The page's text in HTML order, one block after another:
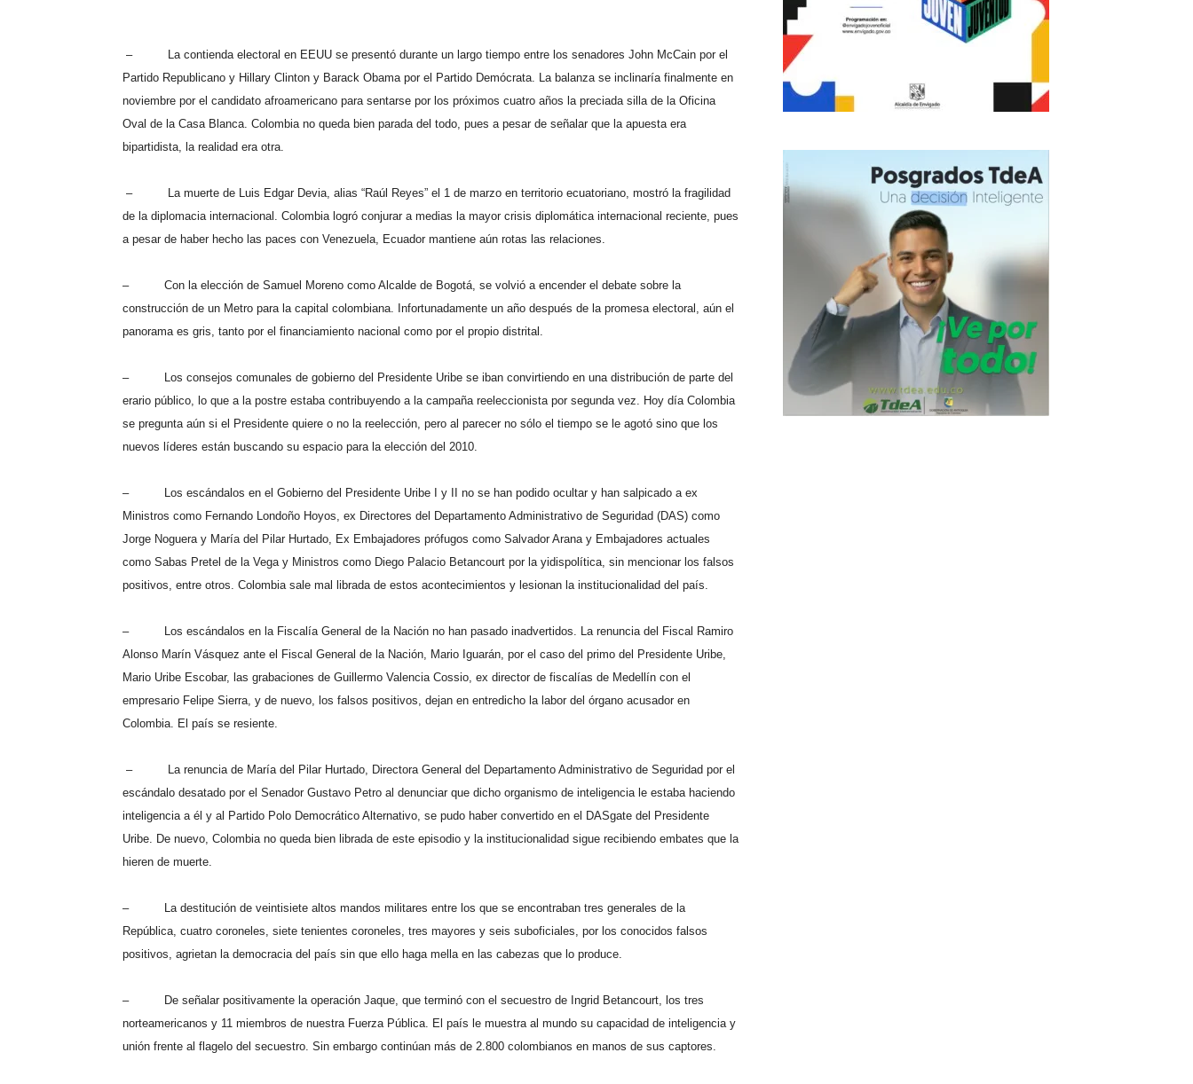
–
La contienda electoral en EEUU se presentó durante un largo tiempo entre los senadores John McCain por el
Partido Republicano y Hillary Clinton y Barack Obama por el Partido Demócrata. La balanza se inclinaría finalmente en
noviembre por el candidato afroamericano para sentarse por los próximos cuatro años la preciada silla de la Oficina
Oval de la Casa Blanca. Colombia no queda bien parada del todo, pues a pesar de señalar que la apuesta era
bipartidista, la realidad era otra.
–
La muerte de Luis Edgar Devia, alias “Raúl Reyes” el 1 de marzo en territorio ecuatoriano, mostró la fragilidad
de la diplomacia internacional. Colombia logró conjurar a medias la mayor crisis diplomática internacional reciente, pues
a pesar de haber hecho las paces con Venezuela, Ecuador mantiene aún rotas las relaciones.
–
Con la elección de Samuel Moreno como Alcalde de Bogotá, se volvió a encender el debate sobre la
construcción de un Metro para la capital colombiana. Infortunadamente un año después de la promesa electoral, aún el
panorama es gris, tanto por el financiamiento nacional como por el propio distrital.
–
Los consejos comunales de gobierno del Presidente Uribe se iban convirtiendo en una distribución de parte del
erario público, lo que a la postre estaba contribuyendo a la campaña reeleccionista por segunda vez. Hoy día Colombia
se pregunta aún si el Presidente quiere o no la reelección, pero al parecer no sólo el tiempo se le agotó sino que los
nuevos líderes están buscando su espacio para la elección del 2010.
–
Los escándalos en el Gobierno del Presidente Uribe I y II no se han podido ocultar y han salpicado a ex
Ministros como Fernando Londoño Hoyos, ex Directores del Departamento Administrativo de Seguridad (DAS) como
Jorge Noguera y María del Pilar Hurtado, Ex Embajadores prófugos como Salvador Arana y Embajadores actuales
como Sabas Pretel de la Vega y Ministros como Diego Palacio Betancourt por la yidispolítica, sin mencionar los falsos
positivos, entre otros. Colombia sale mal librada de estos acontecimientos y lesionan la institucionalidad del país.
–
Los escándalos en la Fiscalía General de la Nación no han pasado inadvertidos. La renuncia del Fiscal Ramiro
Alonso Marín Vásquez ante el Fiscal General de la Nación, Mario Iguarán, por el caso del primo del Presidente Uribe,
Mario Uribe Escobar, las grabaciones de Guillermo Valencia Cossio, ex director de fiscalías de Medellín con el
empresario Felipe Sierra, y de nuevo, los falsos positivos, dejan en entredicho la labor del órgano acusador en
Colombia. El país se resiente.
–
La renuncia de María del Pilar Hurtado, Directora General del Departamento Administrativo de Seguridad por el
escándalo desatado por el Senador Gustavo Petro al denunciar que dicho organismo de inteligencia le estaba haciendo
inteligencia a él y al Partido Polo Democrático Alternativo, se pudo haber convertido en el DASgate del Presidente
Uribe. De nuevo, Colombia no queda bien librada de este episodio y la institucionalidad sigue recibiendo embates que la
hieren de muerte.
–
La destitución de veintisiete altos mandos militares entre los que se encontraban tres generales de la
República, cuatro coroneles, siete tenientes coroneles, tres mayores y seis suboficiales, por los conocidos falsos
positivos, agrietan la democracia del país sin que ello haga mella en las cabezas que lo produce.
–
De señalar positivamente la operación Jaque, que terminó con el secuestro de Ingrid Betancourt, los tres
norteamericanos y 11 miembros de nuestra Fuerza Pública. El país le muestra al mundo su capacidad de inteligencia y
unión frente al flagelo del secuestro. Sin embargo continúan más de 2.800 colombianos en manos de sus captores.